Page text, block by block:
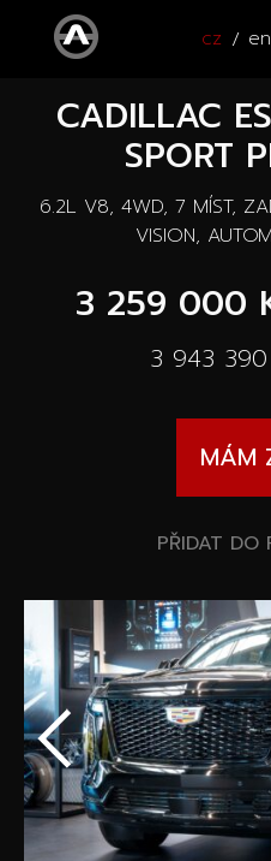
cz en
ÚVOD
Všechny vozy
Nové vozy
Autooutlet Design
ČTYŘKOLKY
SERVIS
PŘÍSLUŠENSTVÍ
Wheel Pros
Speciální akce
Archiv
CADILLAC
SPORT
6.2L V8, 4WD, 7 MÍST,
VISION,
3 259 000
3 943
MÁM
PŘIDAT DO